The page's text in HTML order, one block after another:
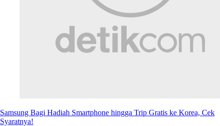
Samsung Bagi Hadiah Smartphone hingga Trip Gratis ke Korea, Cek
Syaratnya!